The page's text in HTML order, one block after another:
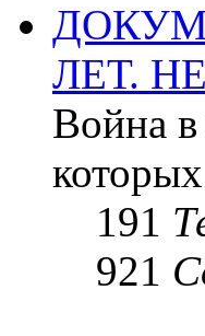
ЛЕТ.
Война
которых
191
921